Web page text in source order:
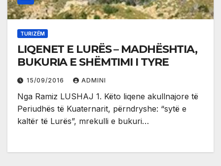
TURIZËM
LIQENET E LURËS – MADHËSHTIA,
BUKURIA E SHËMTIMI I TYRE
15/09/2016 ADMINI
Nga Ramiz LUSHAJ 1. Këto liqene akullnajore të
Periudhës të Kuaternarit, përndryshe: “sytë e
kaltër të Lurës”, mrekulli e bukuri…